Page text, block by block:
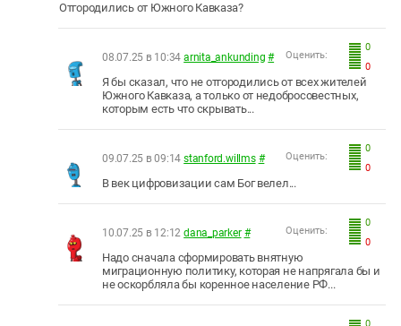
Отгородились от Южного Кавказа?
0
0
Оценить:
08.07.25 в 10:34 arnita_ankunding #
Я бы сказал, что не отгородились от всех жителей
Южного Кавказа, а только от недобросовестных,
которым есть что скрывать...
0
0
Оценить:
09.07.25 в 09:14 stanford.willms #
В век цифровизации сам Бог велел...
0
0
Оценить:
10.07.25 в 12:12 dana_parker #
Надо сначала сформировать внятную
миграционную политику, которая не напрягала бы и
не оскорбляла бы коренное население РФ...